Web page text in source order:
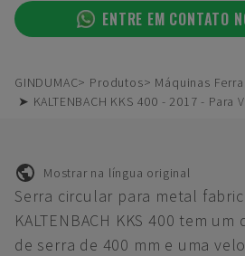
ENTRE EM CONTATO
GINDUMAC Produtos
Máquinas
➤ KALTENBACH KKS 400 - 2017 -
Mostrar na língua original
Serra circular para metal
KALTENBACH KKS 400 tem
de serra de 400 mm e uma